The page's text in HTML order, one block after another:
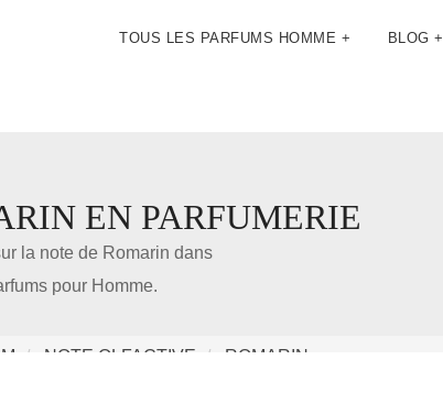
TOUS LES PARFUMS HOMME + BLOG +
EN PARFUMERIE
la note de Romarin dans
pour Homme.
NOTE OLFACTIVE ROMARIN
DE NOËL
Amazon